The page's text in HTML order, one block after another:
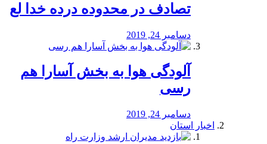
تصادف در محدوده درده خدا لع
دسامبر 24, 2019
آلودگی هوا به بخش آسارا هم
رسی
دسامبر 24, 2019
اخبار استان